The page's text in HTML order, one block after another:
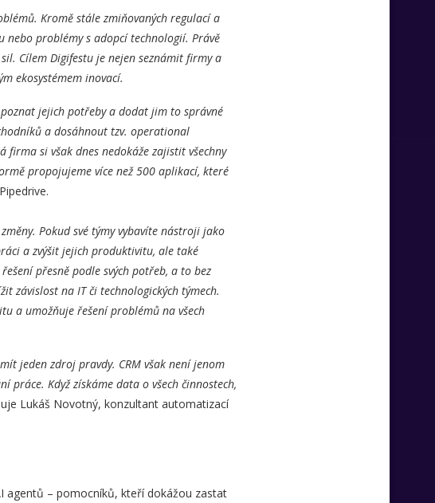
Kromě stále zmiňovaných regulací a
problémy s adopcí technologií. Právě
Cílem Digifestu je nejen seznámit firmy a
ekosystémem inovací.
jejich potřeby a dodat jim to správné
a dosáhnout tzv. operational
si však dnes nedokáže zajistit všechny
propojujeme více než 500 aplikací, které
Pokud své týmy vybavíte nástroji jako
a zvýšit jejich produktivitu, ale také
přesně podle svých potřeb, a to bez
závislost na IT či technologických týmech.
a umožňuje řešení problémů na všech
jeden zdroj pravdy. CRM však není jenom
Když získáme data o všech činnostech,
Lukáš Novotný, konzultant automatizací
agentů – pomocníků, kteří dokážou zastat